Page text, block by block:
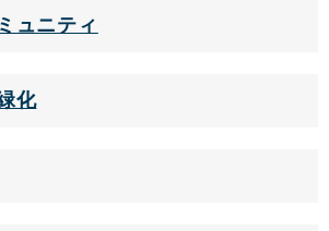
ュニティ
化